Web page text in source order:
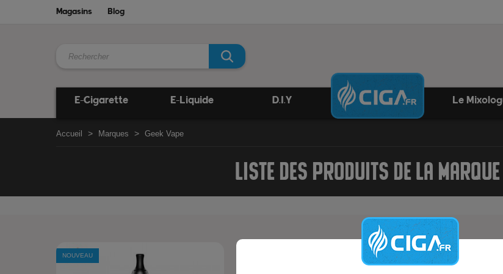
Magasins Blog
E-Cigarette E-Liquide D.I.Y Le
Accueil Marques Geek Vape
LISTE DES PRODUITS DE LA
NOUVEAU